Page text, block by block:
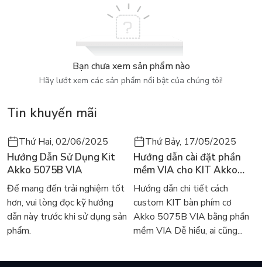
Thao tác dễ dàng
Thao tác móc/dán/gỡ bằng tay dễ dàng, có thể sử dụng liên
tục. Đóng gói nhỏ gọn, có thể đặt trong hộp dụng cụ hoặc tại
bàn làm việc.
Bạn chưa xem sản phẩm nào
Hãy lướt xem các sản phẩm nổi bật của chúng tôi!
Tin khuyến mãi
Thứ Hai, 02/06/2025
Hướng Dẫn Sử Dụng Kit
Akko 5075B VIA
Để mang đến trải nghiệm tốt
hơn, vui lòng đọc kỹ hướng
dẫn này trước khi sử dụng sản
phẩm.
Thứ Bảy, 17/05/2025
Hướng dẫn cài đặt phần
mềm VIA cho KIT Akko
5075B VIA
Hướng dẫn chi tiết cách
custom KIT bàn phím cơ
Akko 5075B VIA bằng phần
mềm VIA Dễ hiểu, ai cũng...